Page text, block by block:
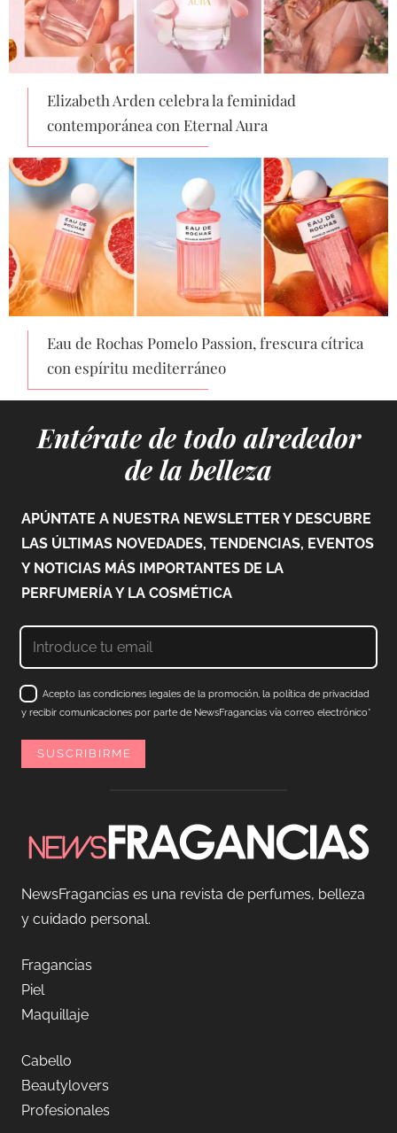
Elizabeth Arden celebra la feminidad
contemporánea con Eternal Aura
Eau de Rochas Pomelo Passion, frescura cítrica
con espíritu mediterráneo
Entérate de todo alrededor
de la belleza
APÚNTATE A NUESTRA NEWSLETTER Y DESCUBRE
LAS ÚLTIMAS NOVEDADES, TENDENCIAS, EVENTOS
Y NOTICIAS MÁS IMPORTANTES DE LA
PERFUMERÍA Y LA COSMÉTICA
Acepto las condiciones legales de la promoción, la política de privacidad
y recibir comunicaciones por parte de NewsFragancias vía correo electrónico*
NewsFragancias es una revista de perfumes, belleza
y cuidado personal.
Fragancias
Piel
Maquillaje
Cabello
Beautylovers
Profesionales